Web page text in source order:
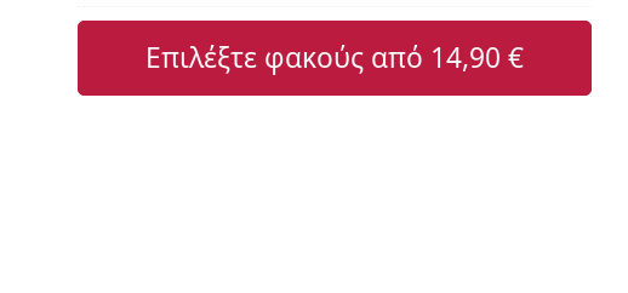
Επιλέξτε φακούς από 14,90 €